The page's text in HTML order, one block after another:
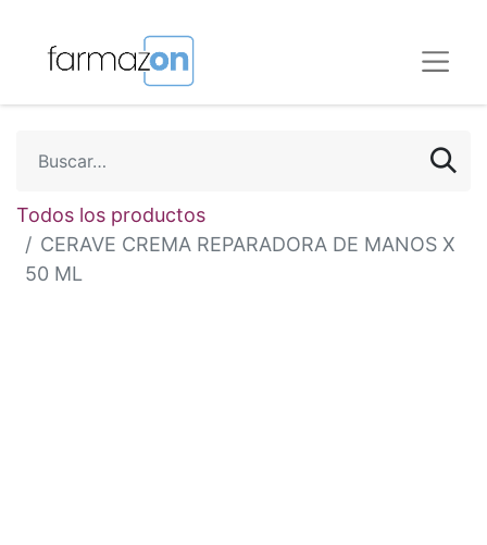
Todos los productos
CERAVE CREMA REPARADORA DE MANOS X
50 ML